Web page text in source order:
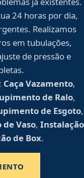
24 horas por dia,
Realizamos
em tubulações,
de pressão e
Caça Vazamento,
de Ralo,
de Esgoto,
Vaso, Instalação
de Box.